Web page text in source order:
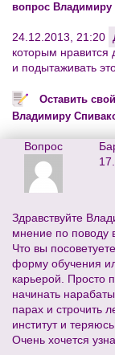
вопрос Владимиру
24.12.2013, 21:20
которым нравится
и подытаживать
Оставить
Владимиру
Вопрос
Здравствуйте
мнение по поводу
Что вы
форму обучения
карьерой. Просто
начинать
парах и строчить
институт и
Очень хочется